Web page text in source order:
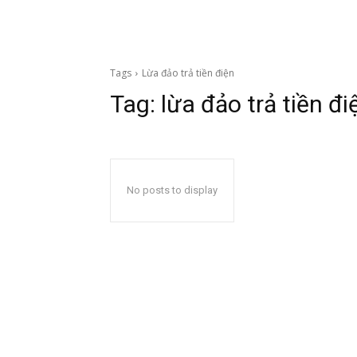
Tags Lừa đảo trả tiền điện
Tag: lừa đảo trả tiền
No posts to display